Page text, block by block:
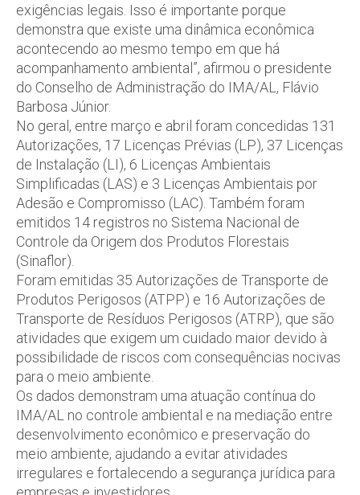
exigências legais. Isso é importante porque
demonstra que existe uma dinâmica econômica
acontecendo ao mesmo tempo em que há
acompanhamento ambiental”, afirmou o presidente
do Conselho de Administração do IMA/AL, Flávio
Barbosa Júnior.
No geral, entre março e abril foram concedidas 131
Autorizações, 17 Licenças Prévias (LP), 37 Licenças
de Instalação (LI), 6 Licenças Ambientais
Simplificadas (LAS) e 3 Licenças Ambientais por
Adesão e Compromisso (LAC). Também foram
emitidos 14 registros no Sistema Nacional de
Controle da Origem dos Produtos Florestais
(Sinaflor).
Foram emitidas 35 Autorizações de Transporte de
Produtos Perigosos (ATPP) e 16 Autorizações de
Transporte de Resíduos Perigosos (ATRP), que são
atividades que exigem um cuidado maior devido à
possibilidade de riscos com consequências nocivas
para o meio ambiente.
Os dados demonstram uma atuação contínua do
IMA/AL no controle ambiental e na mediação entre
desenvolvimento econômico e preservação do
meio ambiente, ajudando a evitar atividades
irregulares e fortalecendo a segurança jurídica para